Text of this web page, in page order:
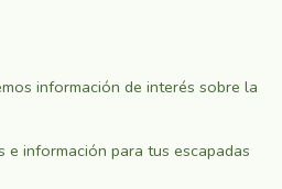
información de interés sobre la
información para tus escapadas